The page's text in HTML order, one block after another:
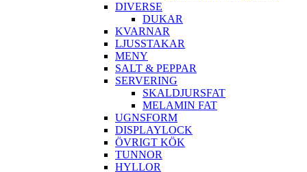
DIVERSE
DUKAR
KVARNAR
LJUSSTAKAR
MENY
SALT & PEPPAR
SERVERING
SKALDJURSFAT
MELAMIN FAT
UGNSFORM
DISPLAYLOCK
ÖVRIGT KÖK
TUNNOR
HYLLOR